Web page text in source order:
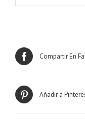
Compartir En
Añadir a